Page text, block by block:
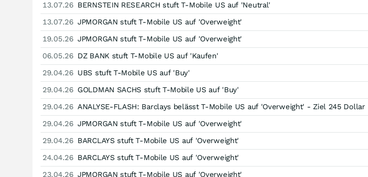
13.07.26 BERNSTEIN RESEARCH stuft T-Mobile US auf 'Neutral'
13.07.26 JPMORGAN stuft T-Mobile US auf 'Overweight'
19.05.26 JPMORGAN stuft T-Mobile US auf 'Overweight'
06.05.26 DZ BANK stuft T-Mobile US auf 'Kaufen'
29.04.26 UBS stuft T-Mobile US auf 'Buy'
29.04.26 GOLDMAN SACHS stuft T-Mobile US auf 'Buy'
29.04.26 ANALYSE-FLASH: Barclays belässt T-Mobile US auf 'Overweight' - Ziel 245 Dollar
29.04.26 JPMORGAN stuft T-Mobile US auf 'Overweight'
29.04.26 BARCLAYS stuft T-Mobile US auf 'Overweight'
24.04.26 BARCLAYS stuft T-Mobile US auf 'Overweight'
23.04.26 JPMORGAN stuft T-Mobile US auf 'Overweight'